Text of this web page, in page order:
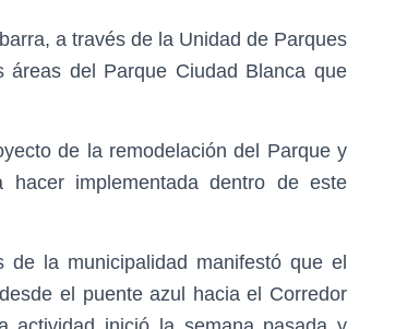
a través de la Unidad de Parques
del Parque Ciudad Blanca que
de la remodelación del Parque y
implementada dentro de este
de la municipalidad manifestó que el
el puente azul hacia el Corredor